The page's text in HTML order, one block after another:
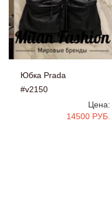
Юбка Prada
#v2150
Цена:
14500 РУБ.